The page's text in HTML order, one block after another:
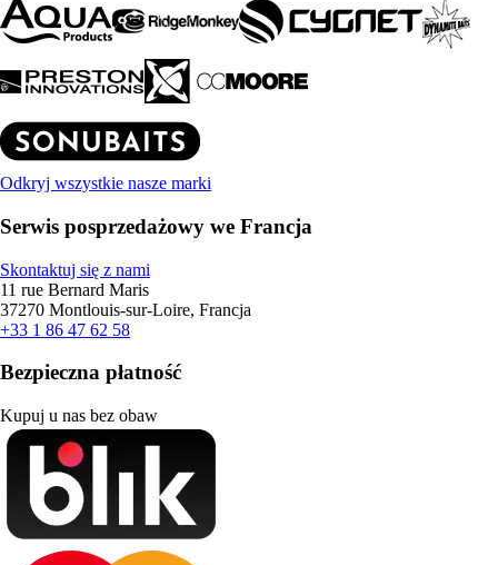
Odkryj wszystkie nasze marki
Serwis posprzedażowy we Francja
Skontaktuj się z nami
11 rue Bernard Maris
37270 Montlouis-sur-Loire, Francja
+33 1 86 47 62 58
Bezpieczna płatność
Kupuj u nas bez obaw